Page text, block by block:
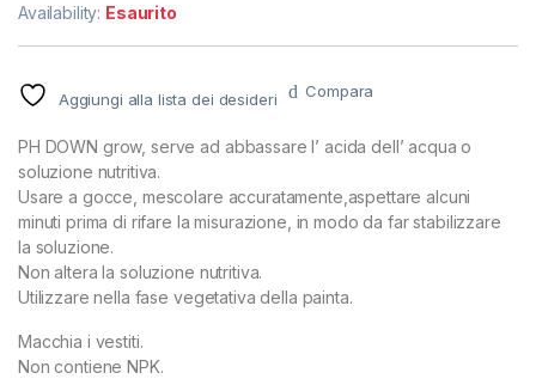
Availability: Esaurito
Aggiungi alla lista dei desideri Compara
PH DOWN grow, serve ad abbassare l’ acida dell’ acqua o
soluzione nutritiva.
Usare a gocce, mescolare accuratamente,aspettare alcuni
minuti prima di rifare la misurazione, in modo da far stabilizzare
la soluzione.
Non altera la soluzione nutritiva.
Utilizzare nella fase vegetativa della painta.
Macchia i vestiti.
Non contiene NPK.